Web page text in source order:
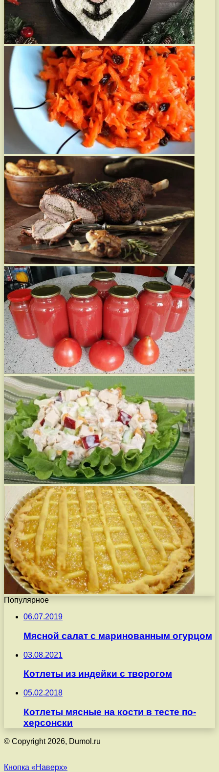
Популярное
06.07.2019
Мясной салат с маринованным огурцом
03.08.2021
Котлеты из индейки с творогом
05.02.2018
Котлеты мясные на кости в тесте по-
херсонски
© Copyright 2026, Dumol.ru
Кнопка «Наверх»